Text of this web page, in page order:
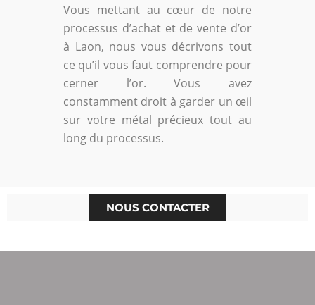
Vous mettant au cœur de notre
processus d’achat et de vente d’or
à Laon, nous vous décrivons tout
ce qu’il vous faut comprendre pour
cerner l’or. Vous avez
constamment droit à garder un œil
sur votre métal précieux tout au
long du processus.
NOUS CONTACTER